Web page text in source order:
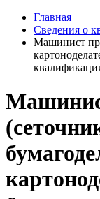
Главная
Сведения о
Машинист